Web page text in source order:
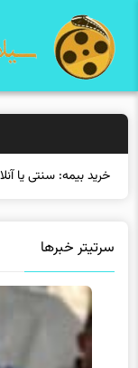
خرید بیمه: سنتی یا
سرتیتر خبرها